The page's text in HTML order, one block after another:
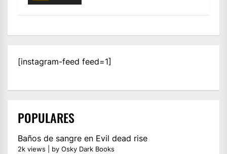
[instagram-feed feed=1]
POPULARES
Baños de sangre en Evil dead rise
2k views by Osky Dark Books